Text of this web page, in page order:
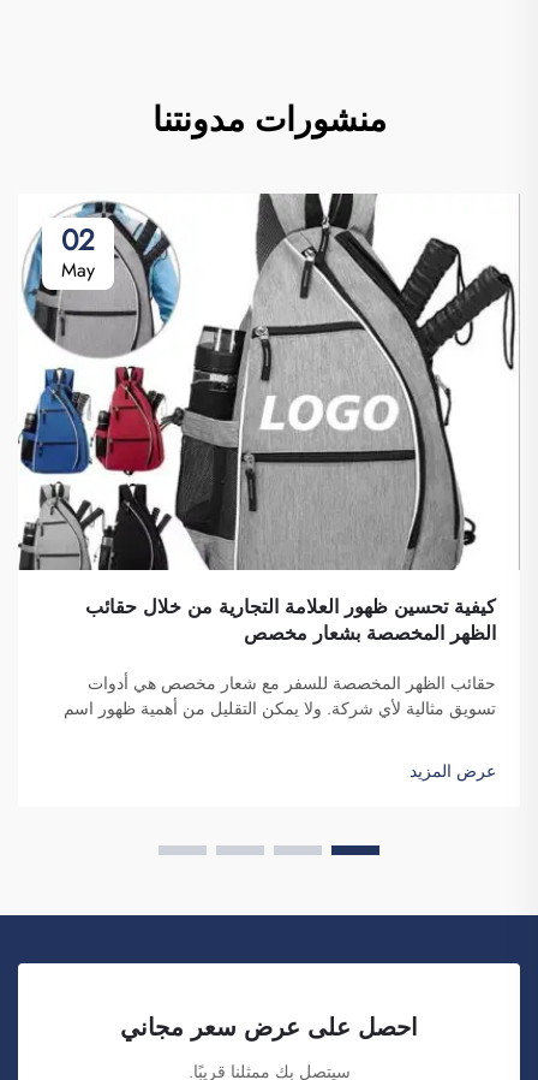
منشورات مدونتنا
02
May
كيفية تحسين ظهور العلامة التجارية من خلال حقائب
الظهر المخصصة بشعار مخصص
حقائب الظهر المخصصة للسفر مع شعار مخصص هي أدوات
تسويق مثالية لأي شركة. ولا يمكن التقليل من أهمية ظهور اسم
الشخص حقيبتك على ظهره...
عرض المزيد
احصل على عرض سعر مجاني
سيتصل بك ممثلنا قريبًا.